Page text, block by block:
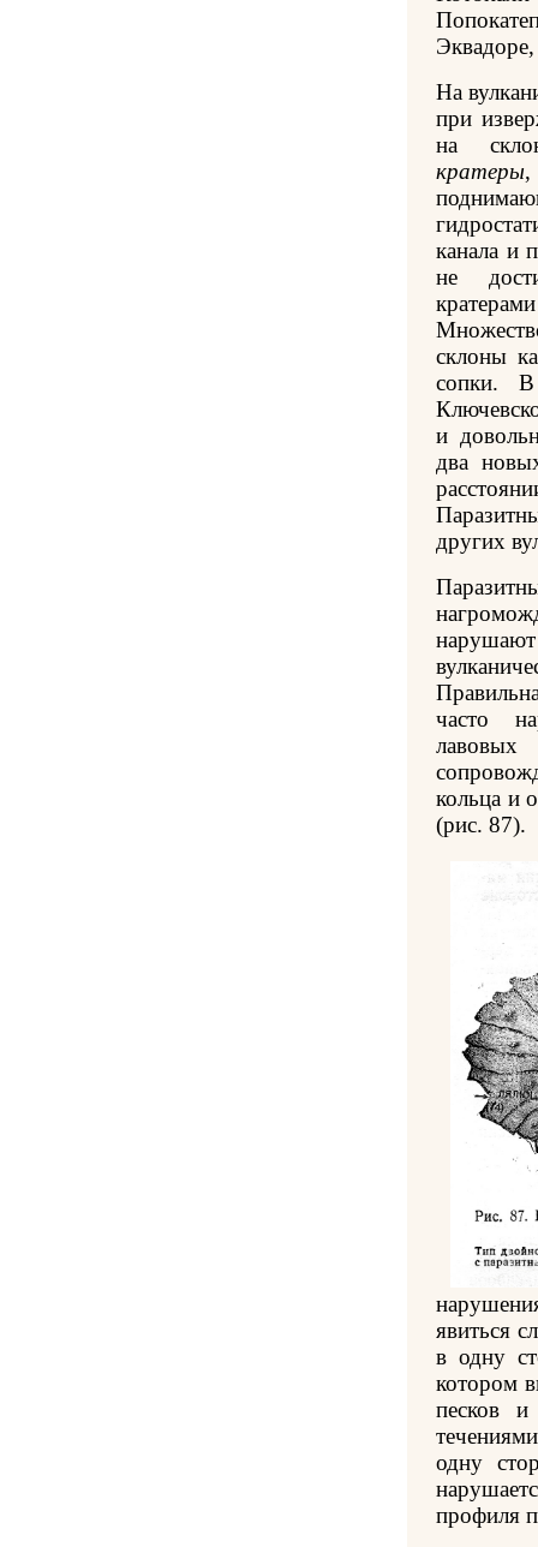
На
при
на
кратеры,
канала и
не
склоны
сопки.
и
два
других
часто
кольца и
(рис. 87).
явиться
в одну
котором
песков
одну
профиля